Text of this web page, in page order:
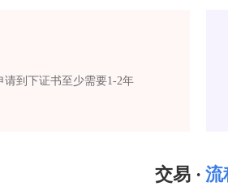
请到下证书至少需要1-2年
交易 · 流